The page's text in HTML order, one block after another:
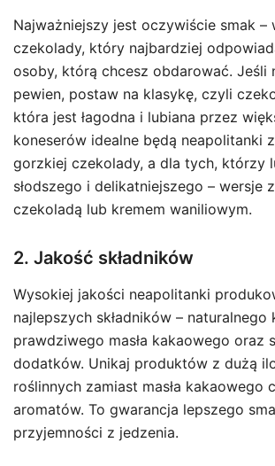
Najważniejszy jest oczywiście smak –
czekolady, który najbardziej
osoby, którą chcesz obdarować. Jeśli
pewien, postaw na klasykę, czyli
która jest łagodna i lubiana przez
koneserów idealne będą neapolitanki
gorzkiej czekolady, a dla tych, którzy
słodszego i delikatniejszego – wersje z
czekoladą lub kremem waniliowym.
2. Jakość składników
Wysokiej jakości neapolitanki
najlepszych składników – naturalnego
prawdziwego masła kakaowego oraz
dodatków. Unikaj produktów z dużą
roślinnych zamiast masła kakaowego
aromatów. To gwarancja lepszego
przyjemności z jedzenia.